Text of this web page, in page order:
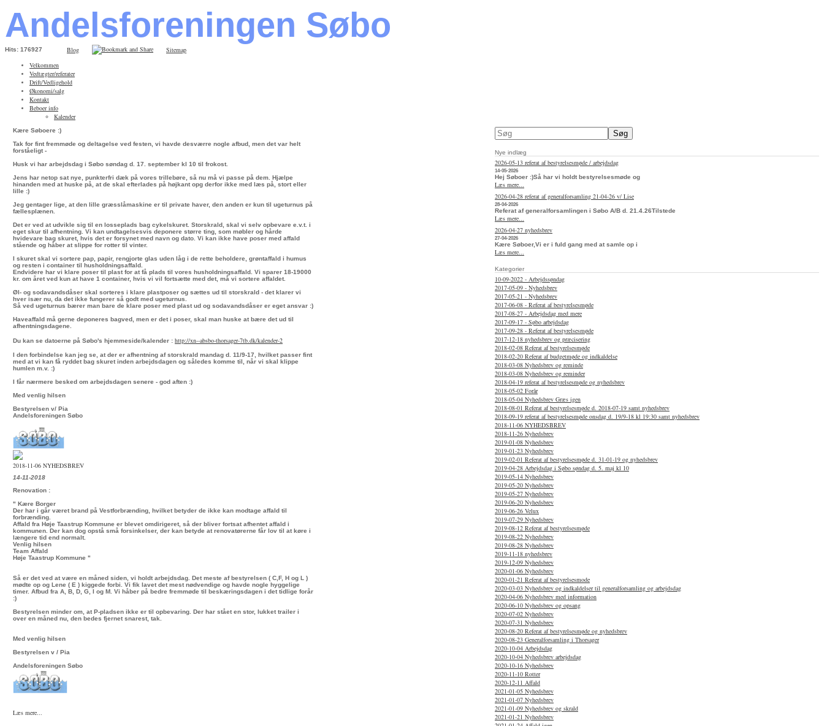
Andelsforeningen Søbo
Hits: 176927 Blog
Sitemap
Velkommen
Vedtægter/referater
Drift/Vedligehold
Økonomi/salg
Kontakt
Beboer info
Kalender
Kære Søboere :)
Tak for fint fremmøde og deltagelse ved festen, vi havde desværre nogle afbud, men det var helt
forståeligt -
Husk vi har arbejdsdag i Søbo søndag d. 17. september kl 10 til frokost.
Jens har netop sat nye, punkterfri dæk på vores trillebøre, så nu må vi passe på dem. Hjælpe
hinanden med at huske på, at de skal efterlades på højkant opg derfor ikke med læs på, stort eller
lille :)
Jeg gentager lige, at den lille græsslåmaskine er til private haver, den anden er kun til ugeturnus på
fællesplænen.
Det er ved at udvikle sig til en losseplads bag cykelskuret. Storskrald, skal vi selv opbevare e.v.t. i
eget skur til afhentning. Vi kan undtagelsesvis deponere større ting, som møbler og hårde
hvidevare bag skuret, hvis det er forsynet med navn og dato. Vi kan ikke have poser med affald
stående og håber at slippe for rotter til vinter.
I skuret skal vi sortere pap, papir, rengjorte glas uden låg i de rette beholdere, grøntaffald i humus
og resten i container til husholdningsaffald.
Endvidere har vi klare poser til plast for at få plads til vores husholdningsaffald. Vi sparer 18-19000
kr. om året ved kun at have 1 container, hvis vi vil fortsætte med det, må vi sortere affaldet.
Øl- og sodavandsdåser skal sorteres i klare plastposer og sættes ud til storskrald - det klarer vi
hver især nu, da det ikke fungerer så godt med ugeturnus.
Så ved ugeturnus bærer man bare de klare poser med plast ud og sodavandsdåser er eget ansvar :)
Haveaffald må gerne deponeres bagved, men er det i poser, skal man huske at bære det ud til
afhentningsdagene.
Du kan se datoerne på Søbo's hjemmeside/kalender : http://xn--absbo-thorsager-7tb.dk/kalender-2
I den forbindelse kan jeg se, at der er afhentning af storskrald mandag d. 11/9-17, hvilket passer fint
med at vi kan få ryddet bag skuret inden arbejdsdagen og således komme til, når vi skal klippe
humlen m.v. :)
I får nærmere besked om arbejdsdagen senere - god aften :)
Med venlig hilsen
Bestyrelsen v/ Pia
Andelsforeningen Søbo
2018-11-06 NYHEDSBREV
14-11-2018
Renovation :
" Kære Borger
Der har i går været brand på Vestforbrænding, hvilket betyder de ikke kan modtage affald til
forbrænding.
Affald fra Høje Taastrup Kommune er blevet omdirigeret, så der bliver fortsat afhentet affald i
kommunen. Der kan dog opstå små forsinkelser, der kan betyde at renovatørerne får lov til at køre i
længere tid end normalt.
Venlig hilsen
Team Affald
Høje Taastrup Kommune "
Så er det ved at være en måned siden, vi holdt arbejdsdag. Det meste af bestyrelsen ( C,F, H og L )
mødte op og Lene ( E ) kiggede forbi. Vi fik lavet det mest nødvendige og havde nogle hyggelige
timer. Afbud fra A, B, D, G, I og M. Vi håber på bedre fremmøde til beskæringsdagen i det tidlige forår
:)
Bestyrelsen minder om, at P-pladsen ikke er til opbevaring. Der har stået en stor, lukket trailer i
over en måned nu, den bedes fjernet snarest, tak.
Med venlig hilsen
Bestyrelsen v / Pia
Andelsforeningen Søbo
Læs mere...
Nye indlæg
2026-05-13 referat af bestyrelsesmøde / arbejdsdag
14-05-2026
Hej Søboer :)Så har vi holdt bestyrelsesmøde og
Læs mere...
2026-04-28 referat af generalforsamling 21-04-26 v/ Lise
28-04-2026
Referat af generalforsamlingen i Søbo A/B d. 21.4.26Tilstede
Læs mere...
2026-04-27 nyhedsbrev
27-04-2026
Kære Søboer,Vi er i fuld gang med at samle op i
Læs mere...
Kategorier
10-09-2022 - Arbejdssøndag
2017-05-09 - Nyhedsbrev
2017-05-21 - Nyhedsbrev
2017-06-08 - Referat af bestyrelsesmøde
2017-08-27 - Arbejdsdag med mere
2017-09-17 - Søbo arbejdsdag
2017-09-28 - Referat af bestyrelsesmøde
2017-12-18 nyhedsbrev og præcisering
2018-02-08 Referat af bestyrelsesmøde
2018-02-20 Referat af budgetmøde og indkaldelse
2018-03-08 Nyhedsbrev og reminde
2018-03-08 Nyhedsbrev og reminder
2018-04-19 referat af bestyrelsesmøde og nyhedsbrev
2018-05-02 Forår
2018-05-04 Nyhedsbrev Græs igen
2018-08-01 Referat af bestyrelsesmøde d. 2018-07-19 samt nyhedsbrev
2018-09-19 referat af bestyrelsesmøde onsdag d. 19/9-18 kl 19:30 samt nyhedsbrev
2018-11-06 NYHEDSBREV
2018-11-26 Nyhedsbrev
2019-01-08 Nyhedsbrev
2019-01-23 Nyhedsbrev
2019-02-01 Referat af bestyrelsesmøde d. 31-01-19 og nyhedsbrev
2019-04-28 Arbejdsdag i Søbo søndag d. 5. maj kl 10
2019-05-14 Nyhedsbrev
2019-05-20 Nyhedsbrev
2019-05-27 Nyhedsbrev
2019-06-20 Nyhedsbrev
2019-06-26 Velux
2019-07-29 Nyhedsbrev
2019-08-12 Referat af bestyrelsesmøde
2019-08-22 Nyhedsbrev
2019-08-28 Nyhedsbrev
2019-11-18 nyhedsbrev
2019-12-09 Nyhedsbrev
2020-01-06 Nyhedsbrev
2020-01-21 Referat af bestyrelsesmode
2020-03-03 Nyhedsbrev og indkaldelser til generalforsamling og arbejdsdag
2020-04-06 Nyhedsbrev med information
2020-06-10 Nyhedsbrev og opsang
2020-07-02 Nyhedsbrev
2020-07-31 Nyhedsbrev
2020-08-20 Referat af bestyrelsesmøde og nyhedsbrev
2020-08-23 Generalforsamling i Thorsager
2020-10-04 Arbejdsdag
2020-10-04 Nyhedsbrev arbejdsdag
2020-10-16 Nyhedsbrev
2020-11-10 Rotter
2020-12-11 Affald
2021-01-05 Nyhedsbrev
2021-01-07 Nyhedsbrev
2021-01-09 Nyhedsbrev og skrald
2021-01-21 Nyhedsbrev